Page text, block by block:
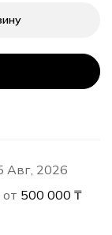
Авг, 2026
500 000 ₸